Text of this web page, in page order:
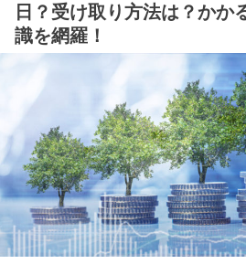
日？受け取り方法は？かか
識を網羅！